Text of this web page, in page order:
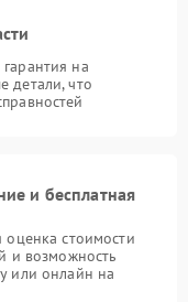
на
детали, что
и бесплатная
оценка стоимости
и возможность
или онлайн на